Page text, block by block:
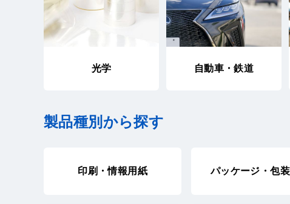
光学 自動車・鉄道
製品種別から探す
印刷・情報用紙 パッケージ・包